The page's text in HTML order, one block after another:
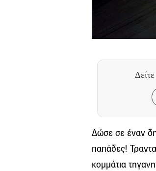
Δώσε σε έναν
παπάδες!
κομμάτια